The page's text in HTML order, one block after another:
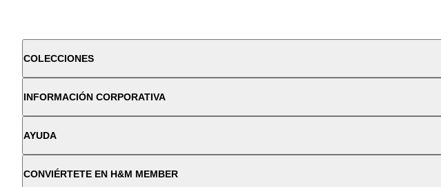
COLECCIONES
INFORMACIÓN CORPORATIVA
AYUDA
CONVIÉRTETE EN H&M MEMBER